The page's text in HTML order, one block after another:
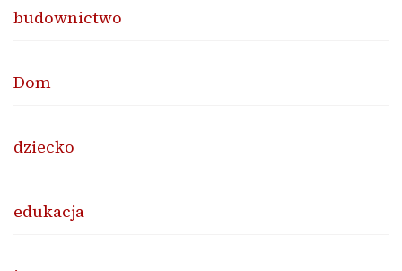
budownictwo
Dom
dziecko
edukacja